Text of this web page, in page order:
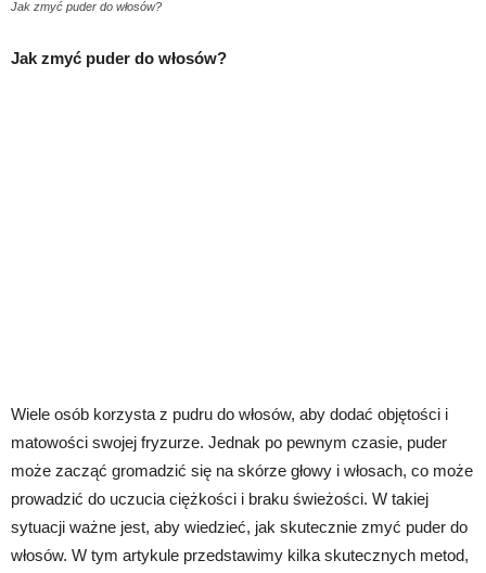
Jak zmyć puder do włosów?
Jak zmyć puder do włosów?
Wiele osób korzysta z pudru do włosów, aby dodać objętości i
matowości swojej fryzurze. Jednak po pewnym czasie, puder
może zacząć gromadzić się na skórze głowy i włosach, co może
prowadzić do uczucia ciężkości i braku świeżości. W takiej
sytuacji ważne jest, aby wiedzieć, jak skutecznie zmyć puder do
włosów. W tym artykule przedstawimy kilka skutecznych metod,